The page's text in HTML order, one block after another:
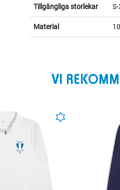
Tillgängliga storlekar S-
Material
VI